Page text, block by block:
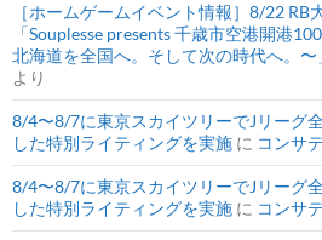
［ホームゲームイベント情報］8/22 RB
「Souplesse presents 千歳市空港開港
北海道を全国へ。そして次の時代へ。〜
より
8/4〜8/7に東京スカイツリーでJリーグ
した特別ライティングを実施 に コンサ
8/4〜8/7に東京スカイツリーでJリーグ
した特別ライティングを実施 に コンサ